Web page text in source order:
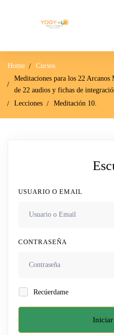
Home
Cursos
Meditaciones para los 22
de 22 audios y fichas de
Lecciones
Meditación 10.
USUARIO O EMAIL
CONTRASEÑA
Recúerdame
Iniciar